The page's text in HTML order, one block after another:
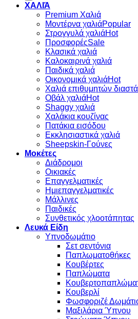
ΧΑΛΙΆ
Premium Χαλιά
Μοντέρνα χαλιά
Στρογγυλά χαλιά
Προσφορές
Κλασικά χαλιά
Καλοκαιρινά χαλιά
Παιδικά χαλιά
Οικονομικά χαλιά
Χαλιά επιθυμητών
Οβάλ χαλιά
Shaggy χαλιά
Χαλάκια κουζίνας
Πατάκια εισόδου
Εκκλησιαστικά χαλιά
Sheepskin-Γούνες
Μοκέτες
Διάδρομοι
Οικιακές
Επαγγελματικές
Ημιεπαγγελματικές
Μάλλινες
Παιδικές
Συνθετικός χλοοτάπητας
Λευκά Είδη
Υπνοδωμάτιο
Σετ σεντόνια
Παπλωματοθήκες
Κουβέρτες
Παπλώματα
Κουβερλί
Φωσφοριζέ
Μαξιλάρια Ύπνου